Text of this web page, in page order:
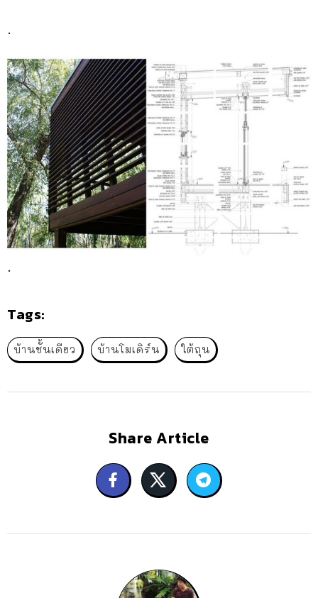
.
.
Tags:
บ้านชั้นเดียว บ้านโมเดิร์น ใต้ถุน
Share Article